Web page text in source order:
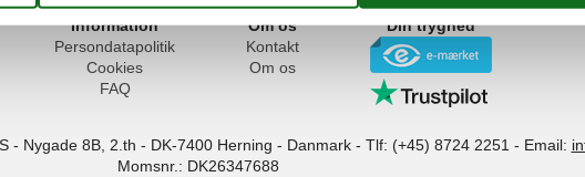
Information
Persondatapolitik
Cookies
FAQ
Om os
Kontakt
Om os
Din tryghed
- Nygade 8B, 2.th - DK-7400 Herning - Danmark - Tlf: (+45) 8724 2251 - Email:
Momsnr.: DK26347688